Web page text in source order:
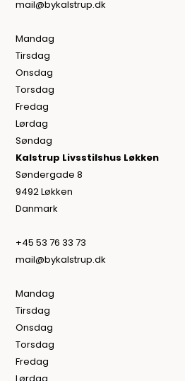
mail@bykalstrup.dk
Mandag
Tirsdag
Onsdag
Torsdag
Fredag
Lørdag
Søndag
Kalstrup Livsstilshus Løkken
Søndergade 8
9492 Løkken
Danmark
+45 53 76 33 73
mail@bykalstrup.dk
Mandag
Tirsdag
Onsdag
Torsdag
Fredag
Lørdag